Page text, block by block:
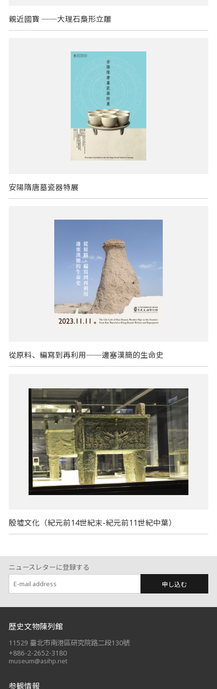
親近國寶 ──大理石梟形立雕
安陽隋唐墓瓷器特展
從原料、編寫到再利用──邊塞漢簡的生命史
殷墟文化（紀元前14世紀末-紀元前11世紀中葉）
ニュースレターに登録する
申し込む
:::
歷史文物陳列館
11529 臺北市南港區研究院路二段130號
+886-2-2652-3180
museum@asihp.net
参観情報